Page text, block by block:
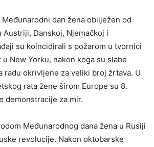
dan žena obilježen od
Danskoj, Njemačkoj i
su koincidirali s požarom u tvornici
New Yorku, nakon koga su slabe
radu okrivljene za veliki broj žrtava. U
rata žene širom Europe su 8.
demonstracije za mir.
Međunarodnog dana žena u Rusiji
revolucije. Nakon oktobarske